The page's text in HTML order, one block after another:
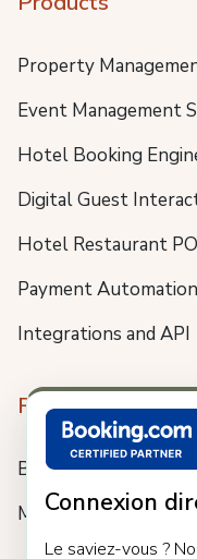
Connexion
Le saviez-vous ?
Property
Event Management
Hotel Booking
Digital Guest
Hotel Restaurant
Payment
Integrations and API
Resources
Blog
Meet us